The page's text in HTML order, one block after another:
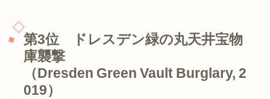
第3位 ドレスデン緑の丸天井宝物
庫襲撃
（Dresden Green Vault Burglary, 2
019）